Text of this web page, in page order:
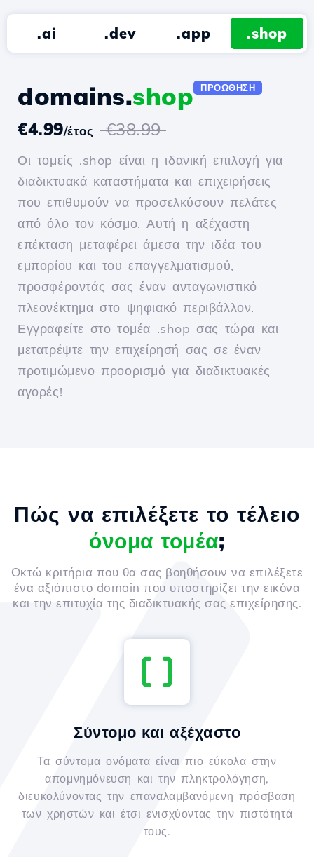
.ai .dev .app .shop
domains.shop ΠΡΟΏΘΗΣΗ
€4.99/έτος €38.99
Οι τομείς .shop είναι η ιδανική επιλογή για
διαδικτυακά καταστήματα και επιχειρήσεις
που επιθυμούν να προσελκύσουν πελάτες
από όλο τον κόσμο. Αυτή η αξέχαστη
επέκταση μεταφέρει άμεσα την ιδέα του
εμπορίου και του επαγγελματισμού,
προσφέροντάς σας έναν ανταγωνιστικό
πλεονέκτημα στο ψηφιακό περιβάλλον.
Εγγραφείτε στο τομέα .shop σας τώρα και
μετατρέψτε την επιχείρησή σας σε έναν
προτιμώμενο προορισμό για διαδικτυακές
αγορές!
Πώς να επιλέξετε το τέλειο
όνομα τομέα;
Οκτώ κριτήρια που θα σας βοηθήσουν να επιλέξετε
ένα αξιόπιστο domain που υποστηρίζει την εικόνα
και την επιτυχία της διαδικτυακής σας επιχείρησης.
Σύντομο και αξέχαστο
Τα σύντομα ονόματα είναι πιο εύκολα στην
απομνημόνευση και την πληκτρολόγηση,
διευκολύνοντας την επαναλαμβανόμενη πρόσβαση
των χρηστών και έτσι ενισχύοντας την πιστότητά
τους.